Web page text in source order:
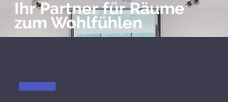
Ihr Partner für Räume
zum Wohlfühlen